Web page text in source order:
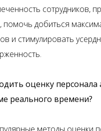
сотрудников,
помочь добиться
и стимулировать
оценку персонала
реального времени?